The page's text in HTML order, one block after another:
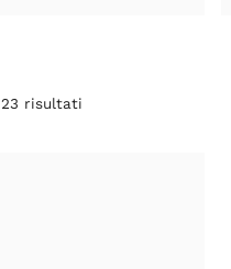
23 risultati